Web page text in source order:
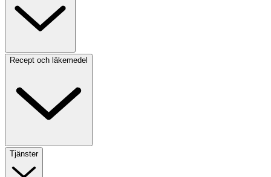
Recept och läkemedel
Tjänster